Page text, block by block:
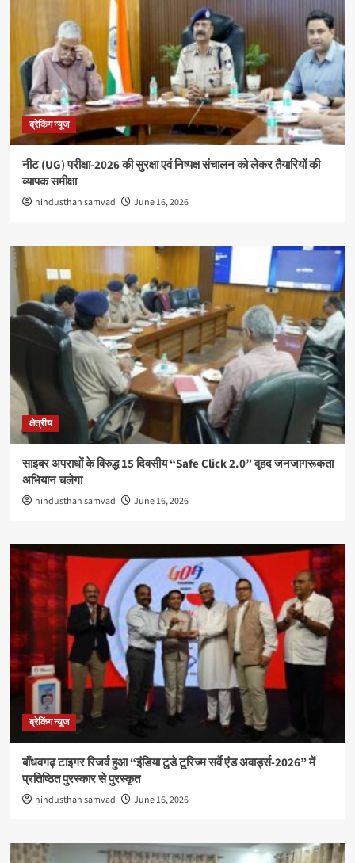
ब्रेकिंग न्यूज
नीट (UG) परीक्षा-2026 की सुरक्षा एवं निष्पक्ष संचालन को लेकर तैयारियों की
व्यापक समीक्षा
hindusthan samvad June 16, 2026
क्षेत्रीय
साइबर अपराधों के विरुद्ध 15 दिवसीय “Safe Click 2.0” वृहद जनजागरूकता
अभियान चलेगा
hindusthan samvad June 16, 2026
ब्रेकिंग न्यूज
बाँधवगढ़ टाइगर रिजर्व हुआ “इंडिया टुडे टूरिज्म सर्वे एंड अवार्ड्स-2026” में
प्रतिष्ठित पुरस्कार से पुरस्कृत
hindusthan samvad June 16, 2026